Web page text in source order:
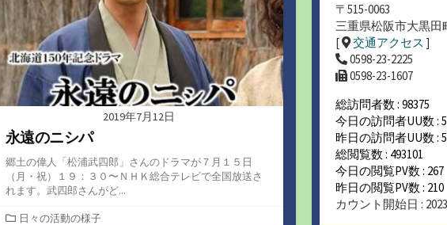
2019年7月12日
永遠のニシパ
郷土の偉人「松浦武四郎」さんのドラマが７月１５日
（月・祝）１９：３０〜ＮＨＫ総合テレビで全国放送さ
れます。武四郎さんがど...
カ日々の活動の様子
〒515-0063
三重県松阪市大黒田
[
交通アクセス ]
0598-23-2225
0598-23-1607
総訪問者数 : 98375
今日の訪問者UU数 :
昨日の訪問者UU数 :
総閲覧数 : 493101
今日の閲覧PV数 : 267
昨日の閲覧PV数 : 210
カウント開始日 :